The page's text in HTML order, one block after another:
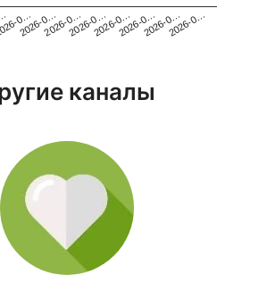
0…
2026-0…2026-0…2026-0…2026-0…2026-0…2026-0…2026-0…
каналы